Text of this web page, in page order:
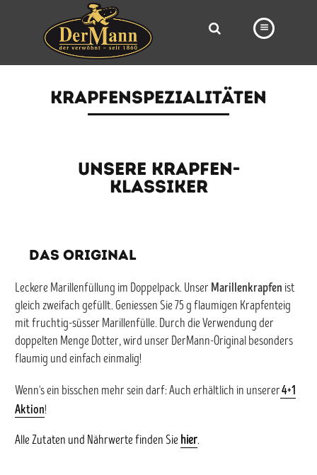
FILIALEN
BROTWAY
VORBESTELLUNG
VIDEOS
KRAPFENSPEZIALITÄTEN
Unsere Krapfen-
Klassiker
DAS ORIGINAL
Leckere Marillenfüllung im Doppelpack. Unser Marillenkrapfen ist
gleich zweifach gefüllt. Geniessen Sie 75 g flaumigen Krapfenteig
mit fruchtig-süsser Marillenfülle. Durch die Verwendung der
doppelten Menge Dotter, wird unser DerMann-Original besonders
flaumig und einfach einmalig!
Wenn's ein bisschen mehr sein darf: Auch erhältlich in unserer4+1
Aktion!
Alle Zutaten und Nährwerte finden Sie hier.